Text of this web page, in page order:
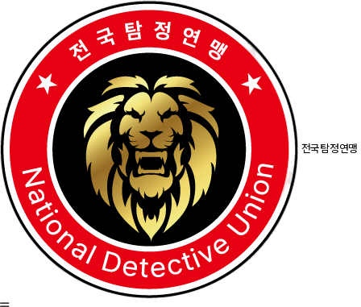
전국탐정연맹